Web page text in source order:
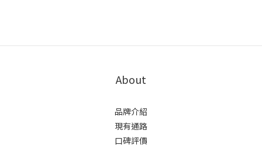
About
品牌介紹
現有通路
口碑評價